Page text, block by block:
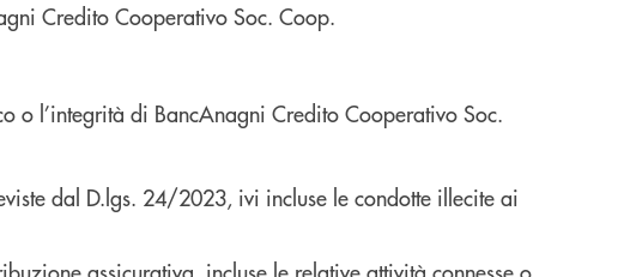
Credito Cooperativo Soc. Coop.
o l’integrità di BancAnagni Credito Cooperativo Soc.
dal D.lgs. 24/2023, ivi incluse le condotte illecite ai